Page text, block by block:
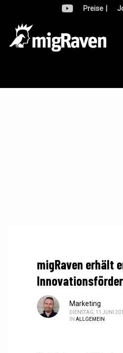
Preise |
migRaven erhält
Marketing
DIENSTAG, 11 JUNI
IN ALLGEMEIN